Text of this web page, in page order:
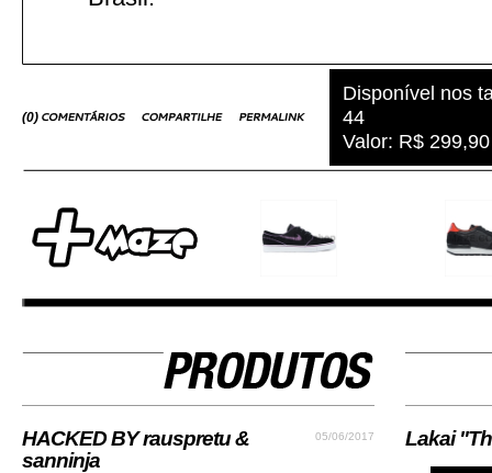
(0)
Disponível nos
44
Valor: R$ 299,90
05/06/2017
HACKED BY rauspretu &
sanninja
Lakai